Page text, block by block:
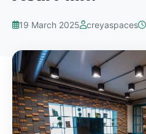
19 March 2025 creyaspaces